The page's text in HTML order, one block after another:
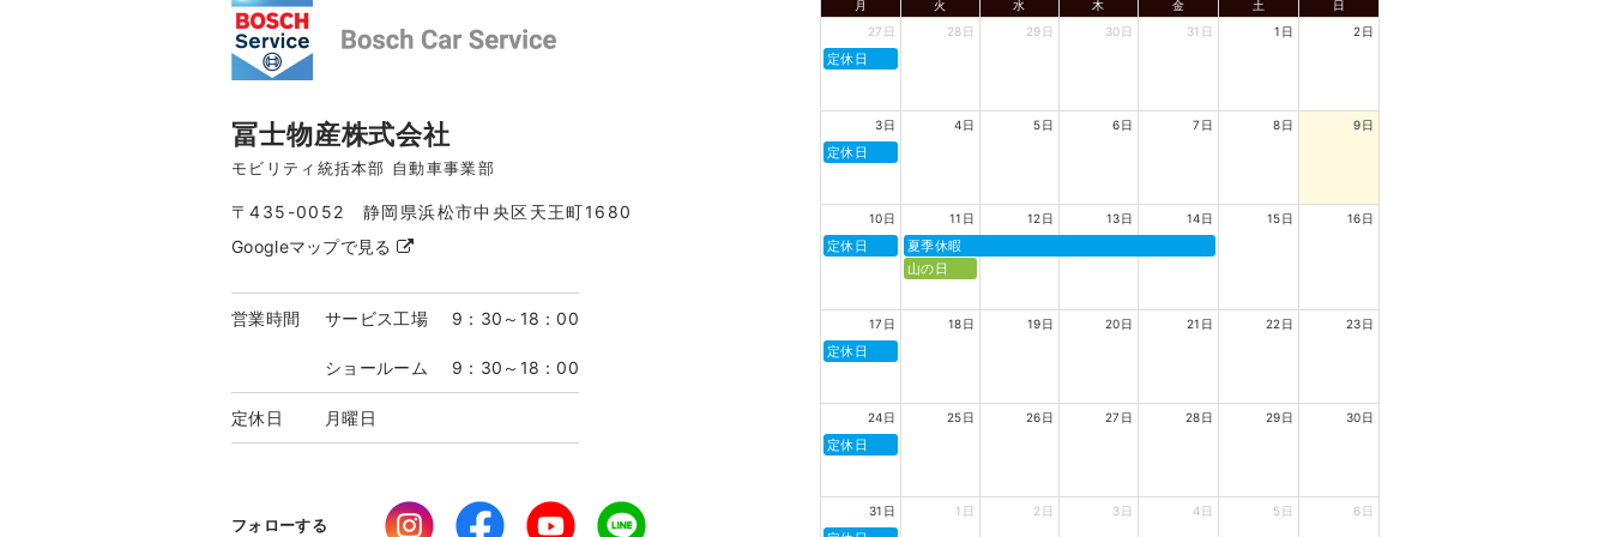
冨士物産株式会社
モビリティ統括本部 自動車事業部
〒435-0052 静岡県浜松市中央区天王町1680
Googleマップで見る
営業時間 サービス工場 9：30～18：00
ショールーム 9：30～18：00
定休日 月曜日
フォローする
月 火 水 木 金 土
日
27日
定休日
28日 29日 30日 31日 1日 2日
3日
定休日
4日 5日 6日 7日 8日 9日
10日
定休日
11日
夏季休暇
山の日
12日 13日 14日 15日 16日
17日
定休日
18日 19日 20日 21日 22日 23日
24日
定休日
25日 26日 27日 28日 29日 30日
31日 1日 2日 3日 4日 5日 6日